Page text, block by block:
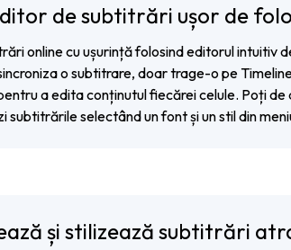
de subtitrări ușor de
online cu ușurință folosind editorul intuitiv
o subtitrare, doar trage-o pe
a edita conținutul fiecărei celule. Poți de
subtitrările selectând un font și un stil din
și stilizează subtitrări